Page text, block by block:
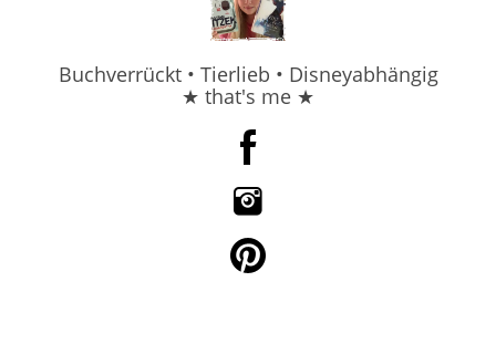
Buchverrückt • Tierlieb • Disneyabhängig
★ that's me ★